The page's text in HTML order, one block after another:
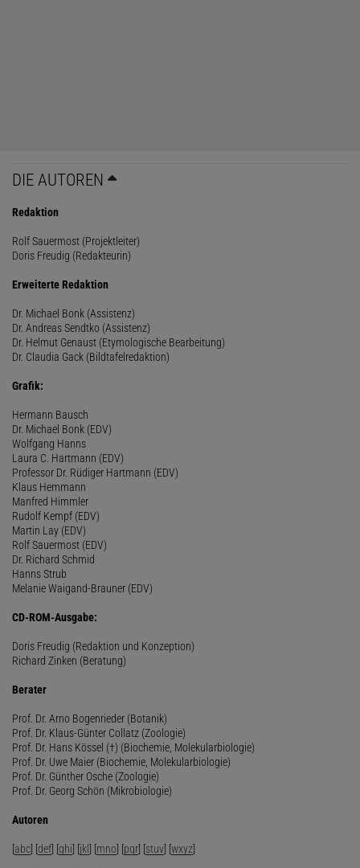
DIE AUTOREN
Redaktion
Rolf Sauermost (Projektleiter)
Doris Freudig (Redakteurin)
Erweiterte Redaktion
Dr. Michael Bonk (Assistenz)
Dr. Andreas Sendtko (Assistenz)
Dr. Helmut Genaust (Etymologische Bearbeitung)
Dr. Claudia Gack (Bildtafelredaktion)
Grafik:
Hermann Bausch
Dr. Michael Bonk (EDV)
Wolfgang Hanns
Laura C. Hartmann (EDV)
Professor Dr. Rüdiger Hartmann (EDV)
Klaus Hemmann
Manfred Himmler
Rudolf Kempf (EDV)
Martin Lay (EDV)
Rolf Sauermost (EDV)
Dr. Richard Schmid
Hanns Strub
Melanie Waigand-Brauner (EDV)
CD-ROM-Ausgabe:
Doris Freudig (Redaktion und Konzeption)
Richard Zinken (Beratung)
Berater
Prof. Dr. Arno Bogenrieder (Botanik)
Prof. Dr. Klaus-Günter Collatz (Zoologie)
Prof. Dr. Hans Kössel (†) (Biochemie, Molekularbiologie)
Prof. Dr. Uwe Maier (Biochemie, Molekularbiologie)
Prof. Dr. Günther Osche (Zoologie)
Prof. Dr. Georg Schön (Mikrobiologie)
Autoren
[abc] [def] [ghi] [jkl] [mno] [pqr] [stuv] [wxyz]